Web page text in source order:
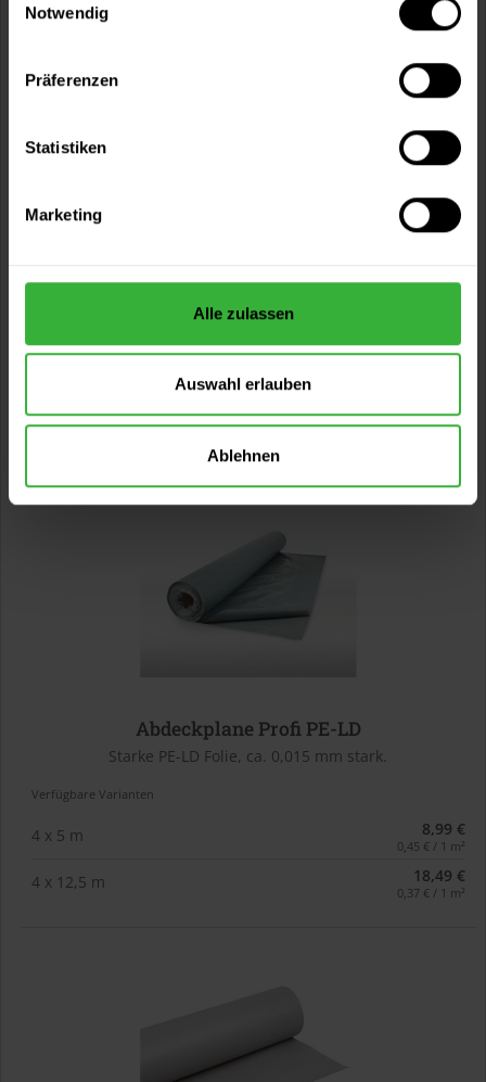
Notwendig
Präferenzen
Statistiken
Marketing
Alle zulassen
Auswahl erlauben
Ablehnen
Weiches Folienband für Außenabdeckungen von Profilen,
11,99 €
33 m x 50 mm 17,99 €
0,55 € / 1 Meter
Abdeckplane Profi PE-LD
Starke PE-LD Folie, ca. 0,015 mm stark.
Verfügbare Varianten
4 x 5 m 8,99 €
0,45 € / 1 m²
4 x 12,5 m 18,49 €
0,37 € / 1 m²